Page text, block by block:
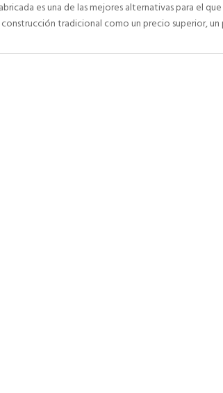
es una de las mejores alternativas para el
tradicional como un precio superior,